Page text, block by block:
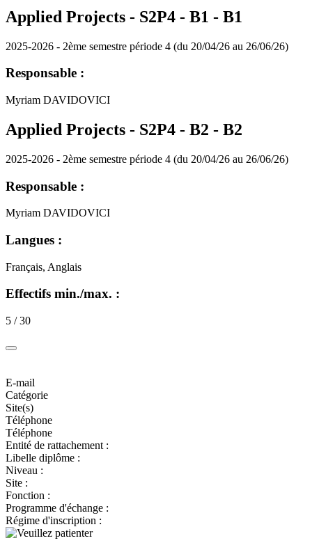
Applied Projects - S2P4 - B1 - B1
2025-2026 - 2ème semestre période 4 (du 20/04/26 au 26/06/26)
Responsable :
Myriam DAVIDOVICI
Applied Projects - S2P4 - B2 - B2
2025-2026 - 2ème semestre période 4 (du 20/04/26 au 26/06/26)
Responsable :
Myriam DAVIDOVICI
Langues :
Français, Anglais
Effectifs min./max. :
5 / 30
E-mail
Catégorie
Site(s)
Téléphone
Téléphone
Entité de rattachement :
Libelle diplôme :
Niveau :
Site :
Fonction :
Programme d'échange :
Régime d'inscription :